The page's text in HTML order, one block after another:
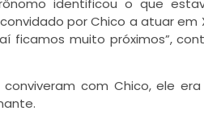
por Chico a atuar em
ficamos muito próximos”,
com Chico, ele